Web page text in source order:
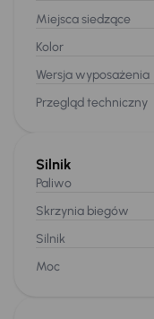
Miejsca siedzące
Kolor
Wersja wyposażenia
Przegląd techniczny
Silnik
Paliwo
Skrzynia biegów
Silnik
Moc